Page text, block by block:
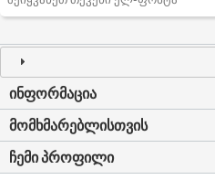
ᲘᲜᲤᲝᲠᲛᲐᲪᲘᲐ
ᲛᲝᲛᲮᲛᲐᲠᲔᲑᲚᲘᲡᲗᲕᲘᲡ
ᲩᲔᲛᲘ ᲞᲠᲝᲤᲘᲚᲘ